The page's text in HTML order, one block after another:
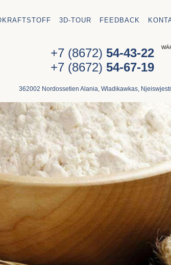
3D-TOUR FEEDBACK
+7 (8672) 54-43-22
+7 (8672) 54-67-19
362002 Nordossetien Alania, Wladikawkas,